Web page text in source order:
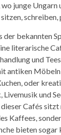
junge Ungarn
schreiben,
der bekannten
literarische
und
antiken
oder
Livemusik und
Cafés sitzt
Kaffees,
bieten sogar